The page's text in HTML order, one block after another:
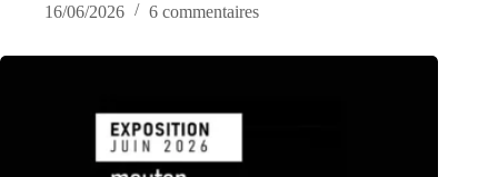
16/06/2026
6 commentaires